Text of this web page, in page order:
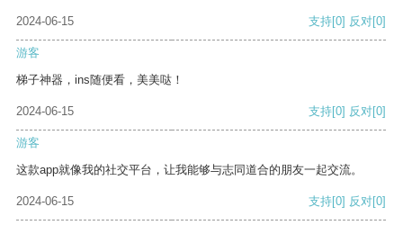
2024-06-15 支持[0] 反对[0]
游客
梯子神器，ins随便看，美美哒！
2024-06-15 支持[0] 反对[0]
游客
这款app就像我的社交平台，让我能够与志同道合的朋友一起交流。
2024-06-15 支持[0] 反对[0]